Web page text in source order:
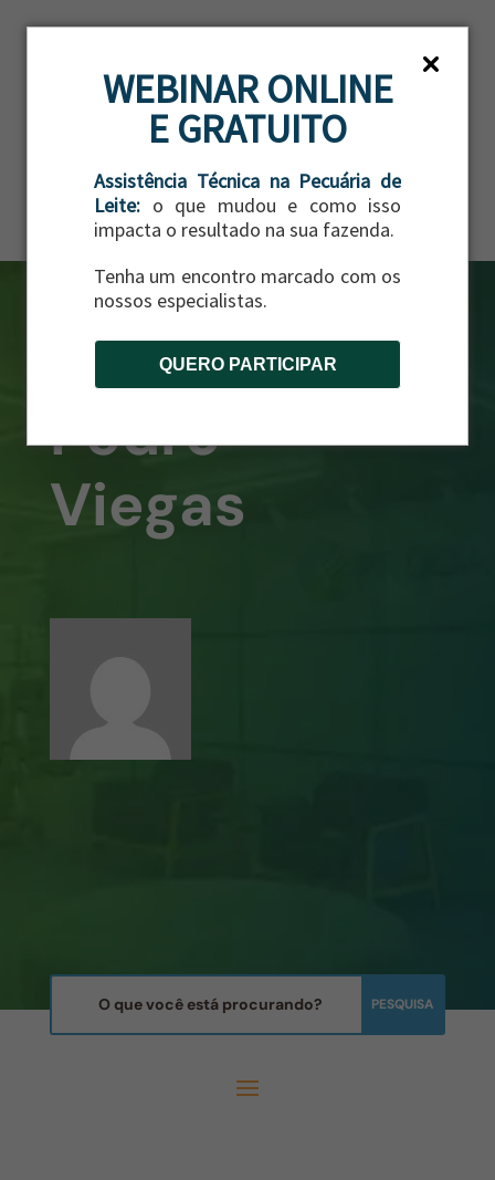
WEBINAR ONLINE
E GRATUITO
Assistência Técnica na Pecuária de
Leite: o que mudou e como isso
impacta o resultado na sua fazenda.
Tenha um encontro marcado com os
nossos especialistas.
QUERO PARTICIPAR
Pedro
Viegas